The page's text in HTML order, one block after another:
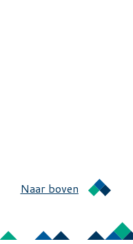
Naar boven